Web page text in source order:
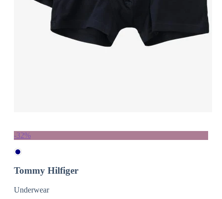
-32%
Tommy Hilfiger
Underwear